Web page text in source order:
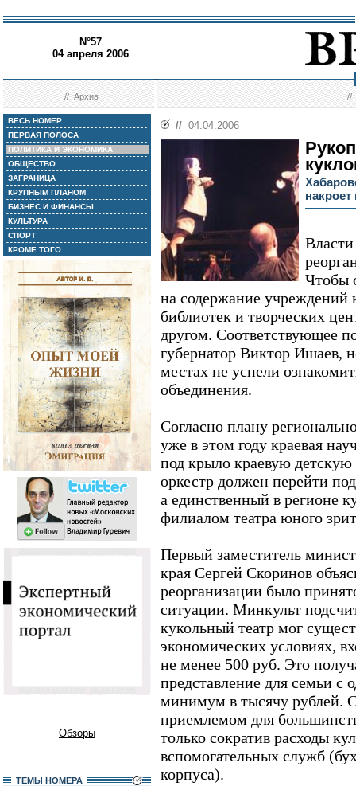
N°57
04 апреля 2006
//Архив //
ВЕСЬ НОМЕР
ПЕРВАЯ ПОЛОСА
ПОЛИТИКА И ЭКОНОМИКА
ОБЩЕСТВО
ЗАГРАНИЦА
КРУПНЫМ ПЛАНОМ
БИЗНЕС И ФИНАНСЫ
КУЛЬТУРА
СПОРТ
КРОМЕ ТОГО
Обзоры
ТЕМЫ НОМЕРА
// 04.04.2006
Власти
Чтобы
на содержание учреждений
библиотек и творческих
другом. Соответствующее
губернатор Виктор Ишаев,
местах не успели
объединения.
Согласно плану
уже в этом году краевая
под крыло краевую
оркестр должен перейти
а единственный в регионе
филиалом театра юного
Первый заместитель
края Сергей Скоринов
реорганизации было
ситуации. Минкульт
кукольный театр мог
экономических условиях,
не менее 500 руб. Это
представление для семьи с
минимум в тысячу рублей.
приемлемом для
только сократив расходы
вспомогательных служб
корпуса).